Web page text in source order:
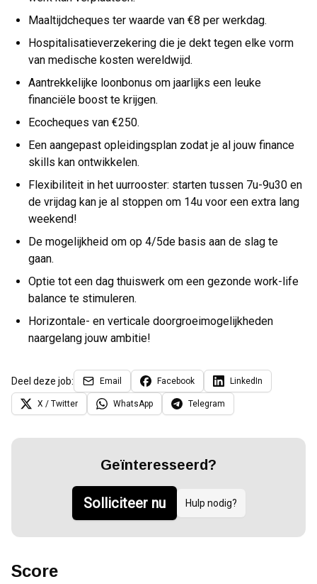
Maaltijdcheques ter waarde van €8 per werkdag.
Hospitalisatieverzekering die je dekt tegen elke vorm
van medische kosten wereldwijd.
Aantrekkelijke loonbonus om jaarlijks een leuke
financiële boost te krijgen.
Ecocheques van €250.
Een aangepast opleidingsplan zodat je al jouw finance
skills kan ontwikkelen.
Flexibiliteit in het uurrooster: starten tussen 7u-9u30 en
de vrijdag kan je al stoppen om 14u voor een extra lang
weekend!
De mogelijkheid om op 4/5de basis aan de slag te
gaan.
Optie tot een dag thuiswerk om een gezonde work-life
balance te stimuleren.
Horizontale- en verticale doorgroeimogelijkheden
naargelang jouw ambitie!
Deel deze job: Email Facebook LinkedIn
X / Twitter WhatsApp Telegram
Geïnteresseerd?
Solliciteer nu Hulp nodig?
Score